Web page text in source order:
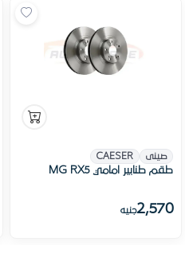
صينى CAESER
طقم طنابير امامي MG RX5
2,570جنيه